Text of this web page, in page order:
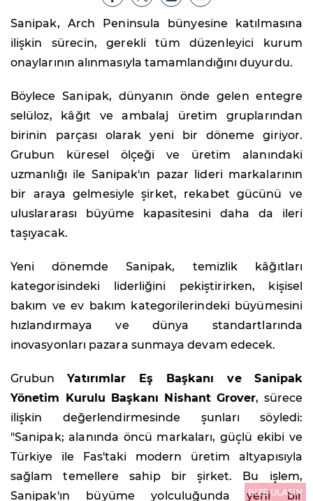
Sanipak, Arch Peninsula bünyesine katılmasına
ilişkin sürecin, gerekli tüm düzenleyici kurum
onaylarının alınmasıyla tamamlandığını duyurdu.
Böylece Sanipak, dünyanın önde gelen entegre
selüloz, kâğıt ve ambalaj üretim gruplarından
birinin parçası olarak yeni bir döneme giriyor.
Grubun küresel ölçeği ve üretim alanındaki
uzmanlığı ile Sanipak'ın pazar lideri markalarının
bir araya gelmesiyle şirket, rekabet gücünü ve
uluslararası büyüme kapasitesini daha da ileri
taşıyacak.
Yeni dönemde Sanipak, temizlik kâğıtları
kategorisindeki liderliğini pekiştirirken, kişisel
bakım ve ev bakım kategorilerindeki büyümesini
hızlandırmaya ve dünya standartlarında
inovasyonları pazara sunmaya devam edecek.
GrubunYatırımlar Eş Başkanı ve Sanipak
Yönetim Kurulu Başkanı Nishant Grover, sürece
ilişkin değerlendirmesinde şunları söyledi:
"Sanipak; alanında öncü markaları, güçlü ekibi ve
Türkiye ile Fas'taki modern üretim altyapısıyla
sağlam temellere sahip bir şirket. Bu işlem,
Sanipak'ın büyüme yolculuğunda yeni bir
BİZE ULAŞIN